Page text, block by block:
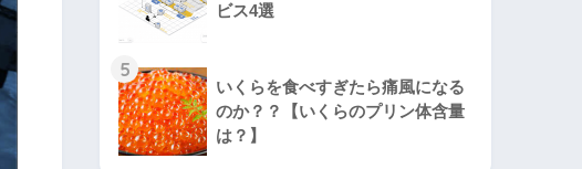
ビス4選
5
いくらを食べすぎたら痛風になる
のか？？【いくらのプリン体含量
は？】